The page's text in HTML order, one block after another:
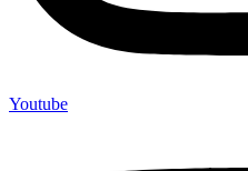
Youtube